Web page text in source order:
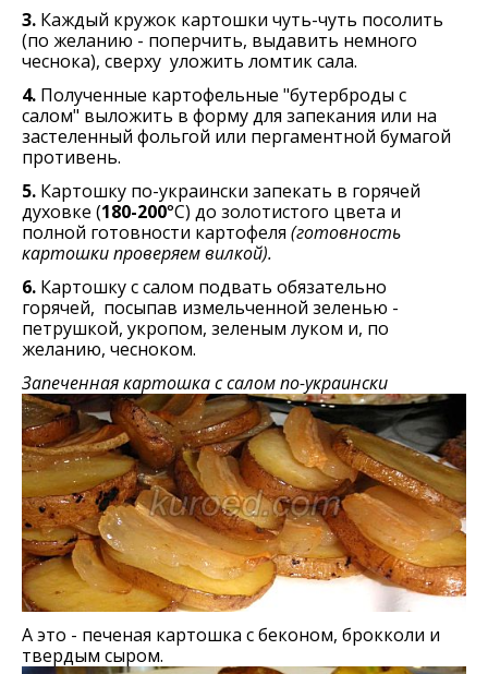
3. Каждый кружок картошки чуть-чуть посолить
(по желанию - поперчить, выдавить немного
чеснока), сверху уложить ломтик сала.
4. Полученные картофельные "бутерброды с
салом" выложить в форму для запекания или на
застеленный фольгой или пергаментной бумагой
противень.
5. Картошку по-украински запекать в горячей
духовке (180-200°С) до золотистого цвета и
полной готовности картофеля (готовность
картошки проверяем вилкой).
6. Картошку с салом подвать обязательно
горячей, посыпав измельченной зеленью -
петрушкой, укропом, зеленым луком и, по
желанию, чесноком.
Запеченная картошка с салом по-украински
А это - печеная картошка с беконом, брокколи и
твердым сыром.